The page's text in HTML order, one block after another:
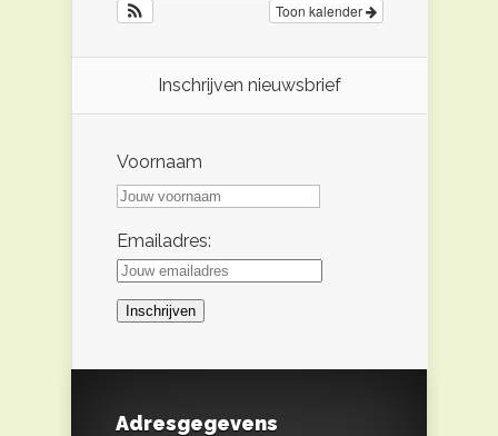
Toon kalender
Inschrijven nieuwsbrief
Voornaam
Emailadres:
Adresgegevens